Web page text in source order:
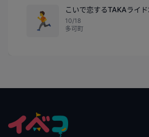
🏃
こいで恋するTAKAライ
10/18
多可町